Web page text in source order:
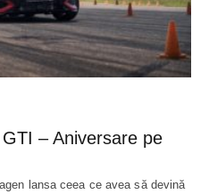
– Aniversare pe
lansa ceea ce avea să devină